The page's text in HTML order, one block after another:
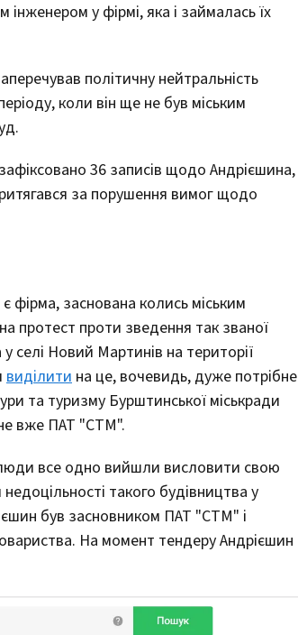
у фірмі, яка і займалась їх
політичну нейтральність
коли він ще не був міським
36 записів щодо Андрієшина,
за порушення вимог щодо
заснована колись міським
протест проти зведення так званої
Новий Мартинів на території
виділити на це, вочевидь, дуже потрібне
та туризму Бурштинської міськради
вже ПАТ "СТМ".
все одно вийшли висловити свою
такого будівництва у
був засновником ПАТ "СТМ" і
На момент тендеру Андрієшин